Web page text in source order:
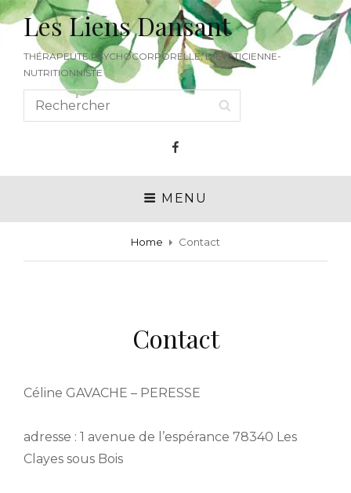
Les Liens Dansant
THÉRAPEUTE PSYCHOCORPORELLE, DIÉTÉTICIENNE-
NUTRITIONNISTE
Search
for:
Facebook
MENU
Home Contact
Contact
Céline GAVACHE – PERESSE
adresse : 1 avenue de l’espérance 78340 Les
Clayes sous Bois